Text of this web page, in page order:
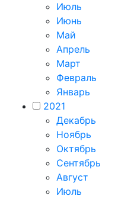
Июль
Июнь
Май
Апрель
Март
Февраль
Январь
2021
Декабрь
Ноябрь
Октябрь
Сентябрь
Август
Июль